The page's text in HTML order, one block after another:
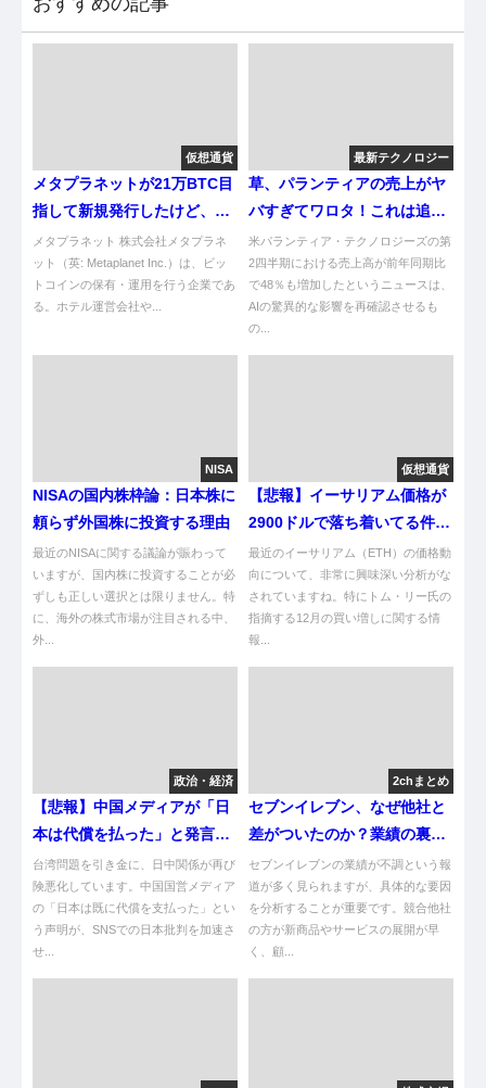
仮想通貨
メタプラネットが21万BTC目
指して新規発行したけど、ど
ないすんねん！【朗報】
メタプラネット 株式会社メタプラネ
ット（英: Metaplanet Inc.）は、ビッ
トコインの保有・運用を行う企業であ
る。ホテル運営会社や...
最新テクノロジー
草、パランティアの売上がヤ
バすぎてワロタ！これは追い
風やろがい！
米パランティア・テクノロジーズの第
2四半期における売上高が前年同期比
で48％も増加したというニュースは、
AIの驚異的な影響を再確認させるも
の...
NISA
NISAの国内株枠論：日本株に
頼らず外国株に投資する理由
最近のNISAに関する議論が賑わって
いますが、国内株に投資することが必
ずしも正しい選択とは限りません。特
に、海外の株式市場が注目される中、
外...
仮想通貨
【悲報】イーサリアム価格が
2900ドルで落ち着いてる件に
ついて【朗報】
最近のイーサリアム（ETH）の価格動
向について、非常に興味深い分析がな
されていますね。特にトム・リー氏の
指摘する12月の買い増しに関する情
報...
政治・経済
【悲報】中国メディアが「日
本は代償を払った」と発言し
た結果ｗｗ
台湾問題を引き金に、日中関係が再び
険悪化しています。中国国営メディア
の「日本は既に代償を支払った」とい
う声明が、SNSでの日本批判を加速さ
せ...
2chまとめ
セブンイレブン、なぜ他社と
差がついたのか？業績の裏側
を探る
セブンイレブンの業績が不調という報
道が多く見られますが、具体的な要因
を分析することが重要です。競合他社
の方が新商品やサービスの展開が早
く、顧...